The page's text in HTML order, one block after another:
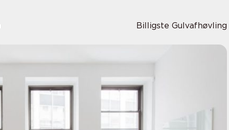
Billigste Gulvafhøvling